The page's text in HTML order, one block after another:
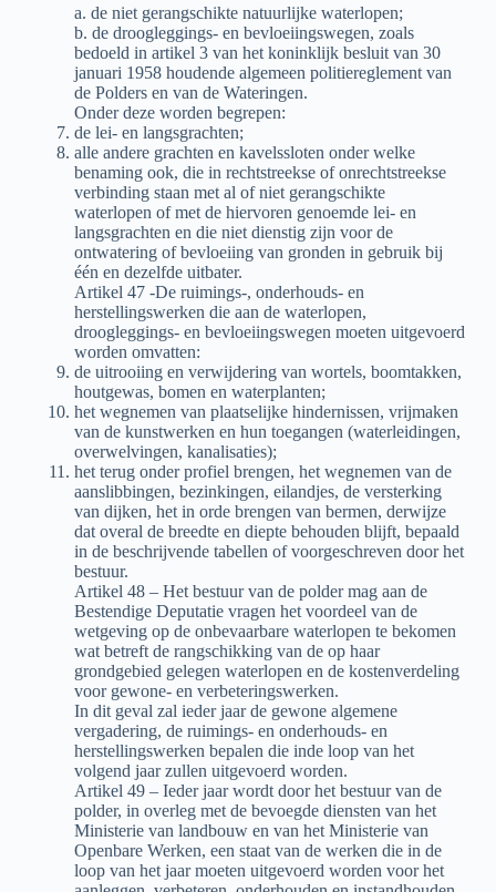
a. de niet gerangschikte natuurlijke waterlopen;
b. de droogleggings- en bevloeiingswegen, zoals
bedoeld in artikel 3 van het koninklijk besluit van 30
januari 1958 houdende algemeen politiereglement van
de Polders en van de Wateringen.
Onder deze worden begrepen:
de lei- en langsgrachten;
alle andere grachten en kavelssloten onder welke
benaming ook, die in rechtstreekse of onrechtstreekse
verbinding staan met al of niet gerangschikte
waterlopen of met de hiervoren genoemde lei- en
langsgrachten en die niet dienstig zijn voor de
ontwatering of bevloeiing van gronden in gebruik bij
één en dezelfde uitbater.
Artikel 47 -De ruimings-, onderhouds- en
herstellingswerken die aan de waterlopen,
droogleggings- en bevloeiingswegen moeten uitgevoerd
worden omvatten:
de uitrooiing en verwijdering van wortels, boomtakken,
houtgewas, bomen en waterplanten;
het wegnemen van plaatselijke hindernissen, vrijmaken
van de kunstwerken en hun toegangen (waterleidingen,
overwelvingen, kanalisaties);
het terug onder profiel brengen, het wegnemen van de
aanslibbingen, bezinkingen, eilandjes, de versterking
van dijken, het in orde brengen van bermen, derwijze
dat overal de breedte en diepte behouden blijft, bepaald
in de beschrijvende tabellen of voorgeschreven door het
bestuur.
Artikel 48 – Het bestuur van de polder mag aan de
Bestendige Deputatie vragen het voordeel van de
wetgeving op de onbevaarbare waterlopen te bekomen
wat betreft de rangschikking van de op haar
grondgebied gelegen waterlopen en de kostenverdeling
voor gewone- en verbeteringswerken.
In dit geval zal ieder jaar de gewone algemene
vergadering, de ruimings- en onderhouds- en
herstellingswerken bepalen die inde loop van het
volgend jaar zullen uitgevoerd worden.
Artikel 49 – Ieder jaar wordt door het bestuur van de
polder, in overleg met de bevoegde diensten van het
Ministerie van landbouw en van het Ministerie van
Openbare Werken, een staat van de werken die in de
loop van het jaar moeten uitgevoerd worden voor het